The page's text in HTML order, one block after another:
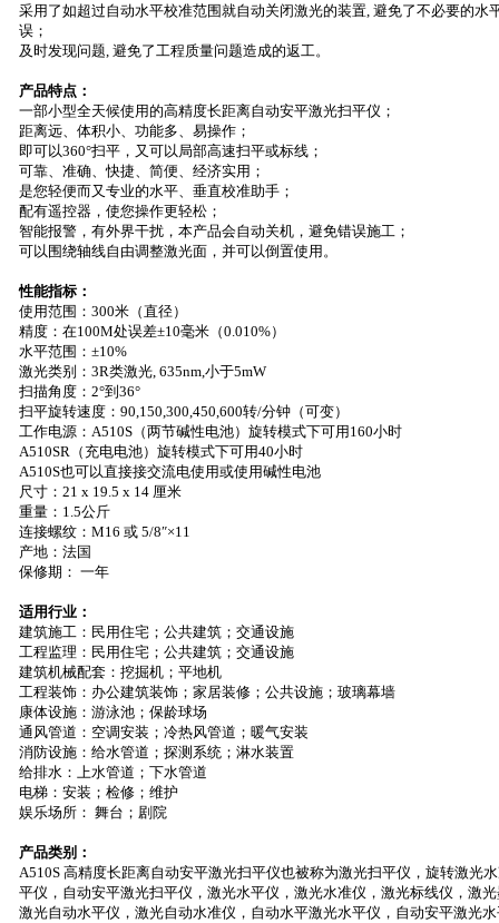
采用了如超过自动水平校准范围就自动关闭激光的装置,避免了不必要的水
误；
及时发现问题,避免了工程质量问题造成的返工。
产品特点：
一部小型全天候使用的高精度长距离自动安平激光扫平仪；
距离远、体积小、功能多、易操作；
即可以360°扫平，又可以局部高速扫平或标线；
可靠、准确、快捷、简便、经济实用；
是您轻便而又专业的水平、垂直校准助手；
配有遥控器，使您操作更轻松；
智能报警，有外界干扰，本产品会自动关机，避免错误施工；
可以围绕轴线自由调整激光面，并可以倒置使用。
性能指标：
使用范围：300米 （直径）
精度：在100M处误差±10毫米 （0.010%）
水平范围：±10%
激光类别：3R类激光, 635nm,小于5mW
扫描角度：2°到36°
扫平旋转速度：90,150,300,450,600转/分钟（可变）
工作电源：A510S （两节碱性电池）旋转模式下可用 160小时
A510SR （充电电池）旋转模式下可用40小时
A510S也可以直接接交流电使用或使用碱性电池
尺寸：21 x 19.5 x 14 厘米
重量： 1.5公斤
连接螺纹：M16或 5/8″×11
产地：法国
保修期： 一年
适用行业：
建筑施工：民用住宅；公共建筑；交通设施
工程监理：民用住宅；公共建筑；交通设施
建筑机械配套：挖掘机；平地机
工程装饰：办公建筑装饰；家居装修；公共设施；玻璃幕墙
康体设施：游泳池；保龄球场
通风管道：空调安装；冷热风管道；暖气安装
消防设施：给水管道；探测系统；淋水装置
给排水：上水管道；下水管道
电梯：安装；检修；维护
娱乐场所： 舞台；剧院
产品类别：
A510S高精度长距离自动安平激光扫平仪也被称为激光扫平仪，旋转激光
平仪，自动安平激光扫平仪，激光水平仪，激光水准仪，激光标线仪，激
激光自动水平仪，激光自动水准仪，自动水平激光水平仪，自动安平激光